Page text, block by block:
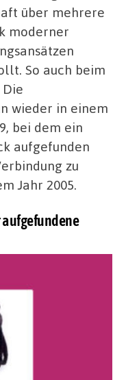
über mehrere
moderner
So auch beim
wieder in einem
bei dem ein
aufgefunden
zu
Jahr 2005.